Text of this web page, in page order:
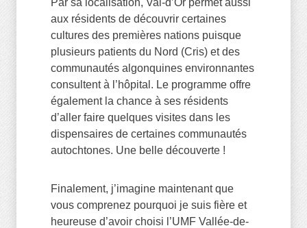
aux résidents de découvrir certaines
cultures des premières nations puisque
plusieurs patients du Nord (Cris) et des
communautés algonquines environnantes
consultent à l’hôpital. Le programme offre
également la chance à ses résidents
d’aller faire quelques visites dans les
dispensaires de certaines communautés
autochtones. Une belle découverte !
Finalement, j’imagine maintenant que
vous comprenez pourquoi je suis fière et
heureuse d’avoir choisi l’UMF Vallée-de-